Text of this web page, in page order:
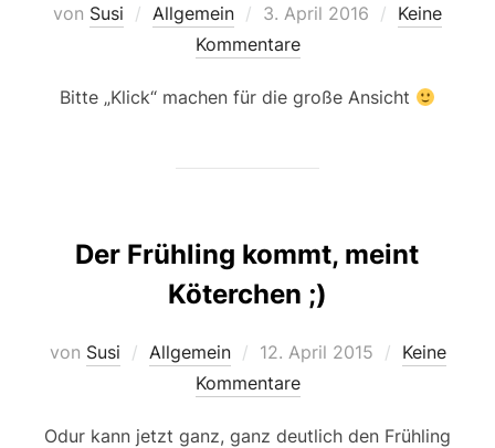
von Susi Allgemein
Veröffentlicht
am
3. April 2016
Keine
Kommentare
Bitte „Klick“ machen für die große Ansicht
Der Frühling kommt, meint
Köterchen ;)
von Susi Allgemein
Veröffentlicht
am
12. April 2015
Keine
Kommentare
Odur kann jetzt ganz, ganz deutlich den Frühling